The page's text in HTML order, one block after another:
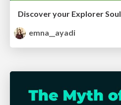
Discover your Explorer Soul
emna__ayadi